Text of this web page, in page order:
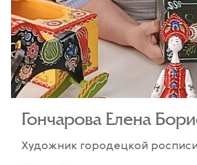
Гончарова Елена
Художник городецкой росписи